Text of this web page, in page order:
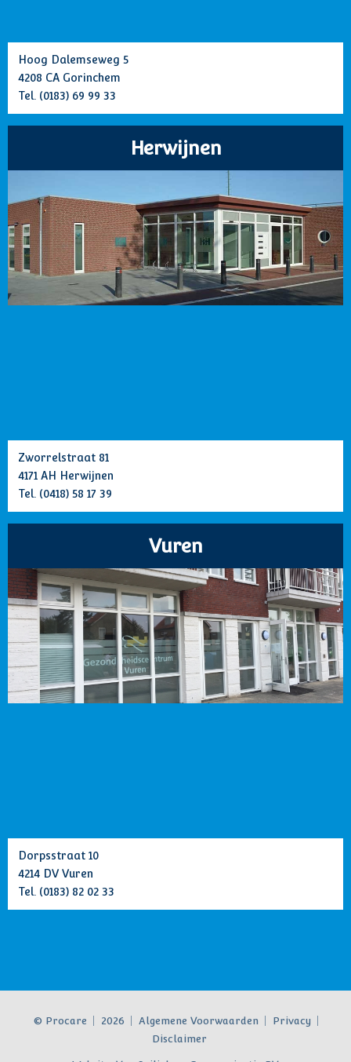
Hoog Dalemseweg 5
4208 CA Gorinchem
Tel. (0183) 69 99 33
Herwijnen
Zworrelstraat 81
4171 AH Herwijnen
Tel. (0418) 58 17 39
Vuren
Dorpsstraat 10
4214 DV Vuren
Tel. (0183) 82 02 33
© Procare 2026 Algemene Voorwaarden
Privacy
Disclaimer